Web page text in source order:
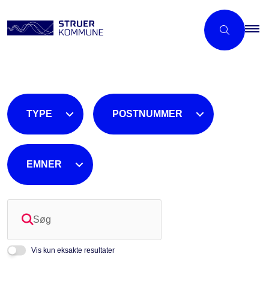
Vis kun eksakte resultater
TYPE POSTNUMMER
EMNER